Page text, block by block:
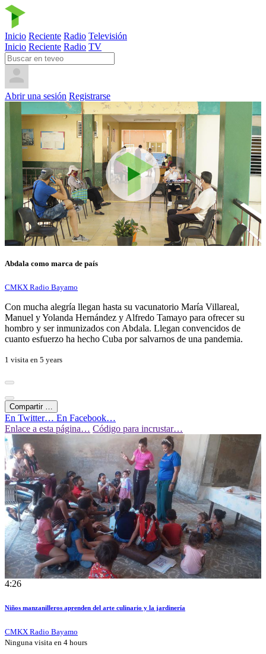
Inicio Reciente Radio Televisión
Inicio Reciente Radio TV
Abrir una sesión Registrarse
Abdala como marca de país
CMKX Radio Bayamo
Con mucha alegría llegan hasta su vacunatorio María Villareal,
Manuel y Yolanda Hernández y Alfredo Tamayo para ofrecer su
hombro y ser inmunizados con Abdala. Llegan convencidos de
cuanto esfuerzo ha hecho Cuba por salvarnos de una pandemia.
1 visita en 5 years
Compartir …
En Twitter… En Facebook…
Enlace a esta página… Código para incrustar…
4:26
Niños manzanilleros aprenden del arte culinario y la jardinería
CMKX Radio Bayamo
Ninguna visita en 4 hours